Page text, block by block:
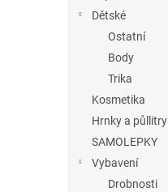
Dětské
Ostatní
Body
Trika
Kosmetika
Hrnky a půllitry
SAMOLEPKY
Vybavení
Drobnosti